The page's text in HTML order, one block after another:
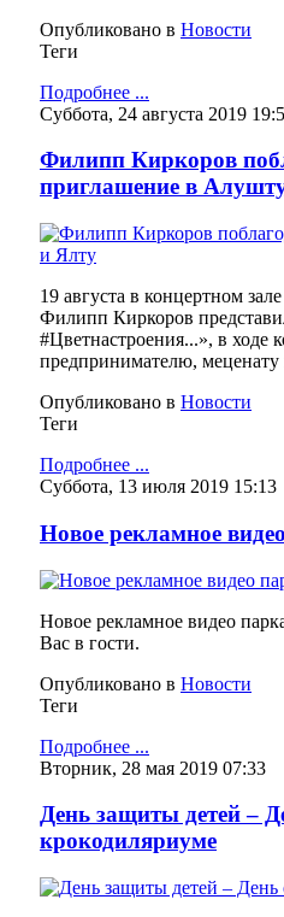
Опубликовано в Новости
Теги
Подробнее ...
Суббота, 24 августа 2019
Филипп Киркоров
приглашение в
19 августа в концертном
Филипп Киркоров
#Цветнастроения...», в ходе
предпринимателю, меценату
Опубликовано в Новости
Теги
Подробнее ...
Суббота, 13 июля 2019 15:13
Новое рекламное
Новое рекламное видео
Вас в гости.
Опубликовано в Новости
Теги
Подробнее ...
Вторник, 28 мая 2019 07:33
День защиты детей –
крокодиляриуме